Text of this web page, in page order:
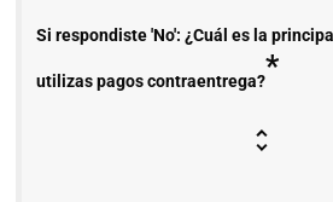
Si respondiste 'No': ¿Cuál es la
utilizas pagos contraentrega?*